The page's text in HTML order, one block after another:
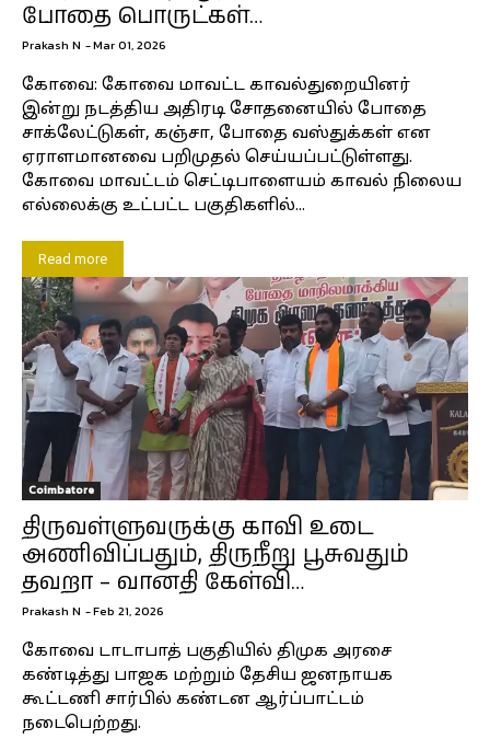
போதை பொருட்கள்…
Prakash N -Mar 01, 2026
கோவை: கோவை மாவட்ட காவல்துறையினர்
இன்று நடத்திய அதிரடி சோதனையில் போதை
சாக்லேட்டுகள், கஞ்சா, போதை வஸ்துக்கள் என
ஏராளமானவை பறிமுதல் செய்யப்பட்டுள்ளது.
கோவை மாவட்டம் செட்டிபாளையம் காவல் நிலைய
எல்லைக்கு உட்பட்ட பகுதிகளில்...
Read more
Coimbatore
திருவள்ளுவருக்கு காவி உடை
அணிவிப்பதும், திருநீறு பூசுவதும்
தவறா – வானதி கேள்வி…
Prakash N -Feb 21, 2026
கோவை டாடாபாத் பகுதியில் திமுக அரசை
கண்டித்து பாஜக மற்றும் தேசிய ஜனநாயக
கூட்டணி சார்பில் கண்டன ஆர்ப்பாட்டம்
நடைபெற்றது.